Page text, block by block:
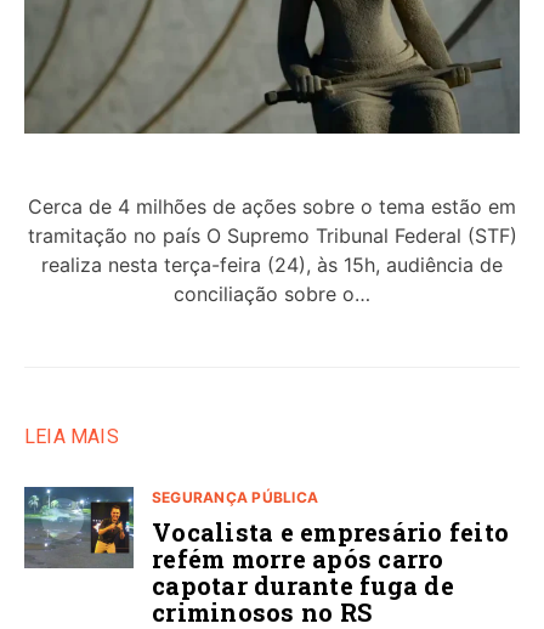
Cerca de 4 milhões de ações sobre o tema estão em
tramitação no país O Supremo Tribunal Federal (STF)
realiza nesta terça-feira (24), às 15h, audiência de
conciliação sobre o…
LEIA MAIS
SEGURANÇA PÚBLICA
Vocalista e empresário feito
refém morre após carro
capotar durante fuga de
criminosos no RS